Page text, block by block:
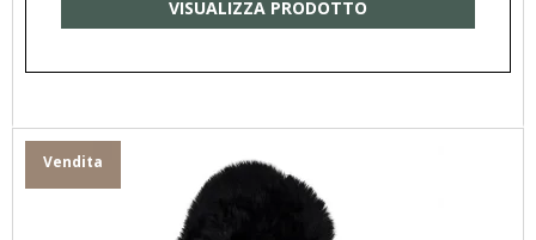
VISUALIZZA PRODOTTO
Vendita